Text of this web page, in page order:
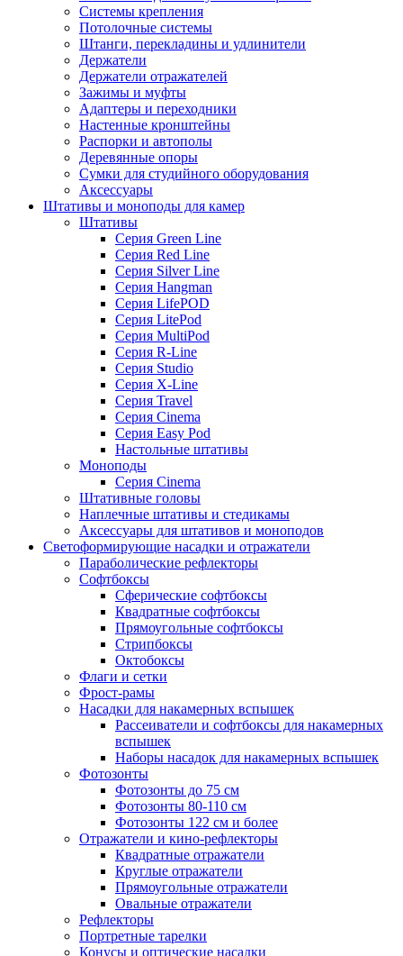
Системы крепления
Потолочные системы
Штанги, перекладины и удлинители
Держатели
Держатели отражателей
Зажимы и муфты
Адаптеры и переходники
Настенные кронштейны
Распорки и автополы
Деревянные опоры
Сумки для студийного оборудования
Аксессуары
Штативы и моноподы для камер
Штативы
Серия Green Line
Серия Red Line
Серия Silver Line
Серия Hangman
Серия LifePOD
Серия LitePod
Серия MultiPod
Серия R-Line
Серия Studio
Серия X-Line
Серия Travel
Серия Cinema
Серия Easy Pod
Настольные штативы
Моноподы
Серия Cinema
Штативные головы
Наплечные штативы и стедикамы
Аксессуары для штативов и моноподов
Светоформирующие насадки и отражатели
Параболические рефлекторы
Софтбоксы
Сферические софтбоксы
Квадратные софтбоксы
Прямоугольные софтбоксы
Стрипбоксы
Октобоксы
Флаги и сетки
Фрост-рамы
Насадки для накамерных вспышек
Рассеиватели и софтбоксы для накамерных
вспышек
Наборы насадок для накамерных вспышек
Фотозонты
Фотозонты до 75 см
Фотозонты 80-110 см
Фотозонты 122 см и более
Отражатели и кино-рефлекторы
Квадратные отражатели
Круглые отражатели
Прямоугольные отражатели
Овальные отражатели
Рефлекторы
Портретные тарелки
Конусы и оптические насадки